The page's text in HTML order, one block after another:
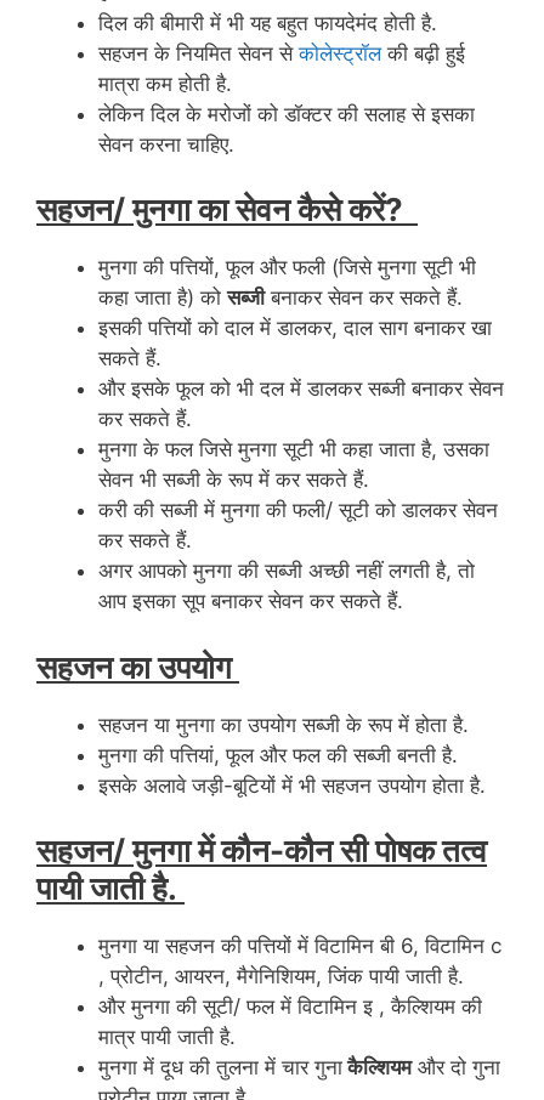
दिल की बीमारी में भी यह बहुत फायदेमंद होती है.
सहजन के नियमित सेवन सेकोलेस्ट्रॉलकी बढ़ी हुई
मात्रा कम होती है.
लेकिन दिल के मरोजों को डॉक्‍टर की सलाह से इसका
सेवन करना चाहिए.
सहजन/ मुनगा का सेवन कैसे करें?
मुनगा की पत्तियों, फूल और फली (जिसे मुनगा सूटी भी
कहा जाता है) कोसब्जीबनाकर सेवन कर सकते हैं.
इसकी पत्तियों को दाल में डालकर, दाल साग बनाकर खा
सकते हैं.
और इसके फूल को भी दल में डालकर सब्जी बनाकर सेवन
कर सकते हैं.
मुनगा के फल जिसे मुनगा सूटी भी कहा जाता है, उसका
सेवन भी सब्जी के रूप में कर सकते हैं.
करी की सब्जी में मुनगा की फली/ सूटी को डालकर सेवन
कर सकते हैं.
अगर आपको मुनगा की सब्जी अच्छी नहीं लगती है, तो
आप इसका सूप बनाकर सेवन कर सकते हैं.
सहजन का उपयोग
सहजन या मुनगा का उपयोग सब्जी के रूप में होता है.
मुनगा की पत्तियां, फूल और फल की सब्जी बनती है.
इसके अलावे जड़ी-बूटियों में भी सहजन उपयोग होता है.
सहजन/ मुनगा में कौन-कौन सी पोषक तत्व
पायी जाती है.
मुनगा या सहजन की पत्तियों में विटामिन बी 6, विटामिन c
, प्रोटीन, आयरन, मैगेनिशियम, जिंक पायी जाती है.
और मुनगा की सूटी/ फल में विटामिन इ , कैल्शियम की
मात्र पायी जाती है.
मुनगा में दूध की तुलना में चार गुनाकैल्शियमऔर दो गुना